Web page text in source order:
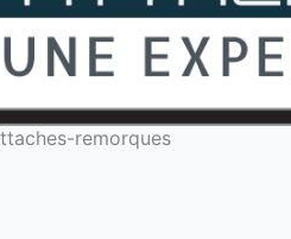
remorques